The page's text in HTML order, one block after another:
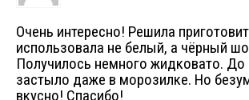
Очень интересно! Решила
использовала не белый, а чёрный
Получилось немного жидковато. До
застыло даже в морозилке. Но
вкусно! Спасибо!